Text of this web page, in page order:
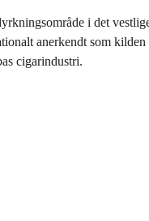
i det
anerkendt som
cigarindustri.